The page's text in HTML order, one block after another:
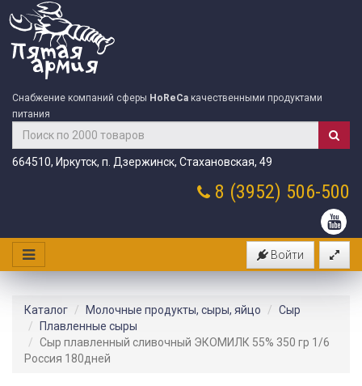
Снабжение компаний сферы HoReCa качественными продуктами
питания
664510, Иркутск, п. Дзержинск, Стахановская, 49
8 (3952) 506-500
Войти
Каталог Молочные продукты, сыры, яйцо
Сыр
Плавленные сыры
Сыр плавленный сливочный ЭКОМИЛК 55% 350 гр 1/6
Россия 180дней